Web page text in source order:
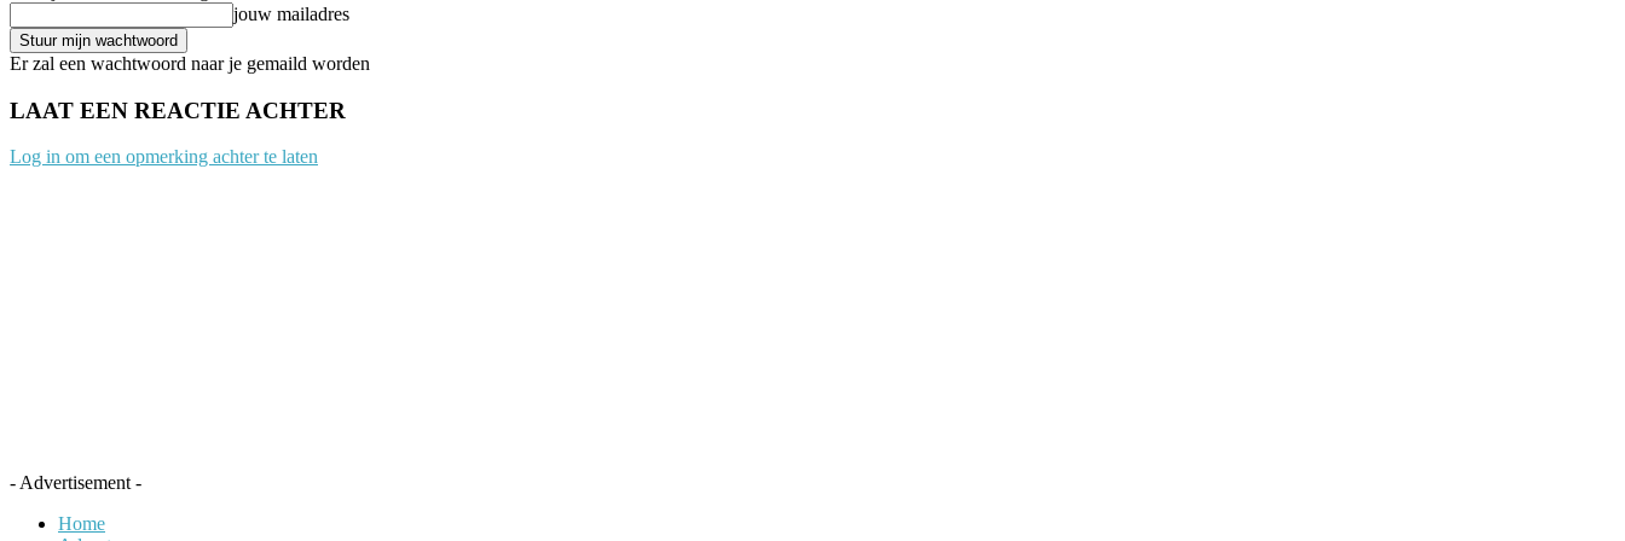
jouw mailadres
Er zal een wachtwoord naar je gemaild worden
LAAT EEN REACTIE ACHTER
Log in om een opmerking achter te laten
- Advertisement -
Home